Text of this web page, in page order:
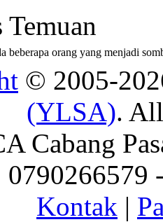
Temuan
beberapa orang yang menjadi
© 2005-
(YLSA).
Cabang
0790266579
Kontak |